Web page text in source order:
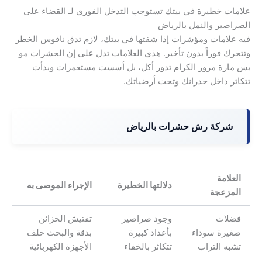
علامات خطيرة في بيتك تستوجب التدخل الفوري لـ القضاء على
الصراصير والنمل بالرياض
فيه علامات ومؤشرات إذا شفتها في بيتك، لازم تدق ناقوس الخطر
وتتحرك فوراً بدون تأخير. هذي العلامات تدل على إن الحشرات مو
بس مارة مرور الكرام تدور أكل، بل أسست مستعمرات وبدأت
تتكاثر داخل جدرانك وتحت أرضياتك.
شركة رش حشرات بالرياض
العلامة
المزعجة
دلالتها الخطيرة الإجراء الموصى به
فضلات
صغيرة سوداء
تشبه التراب
وجود صراصير
بأعداد كبيرة
تتكاثر بالخفاء
تفتيش الخزائن
بدقة والبحث خلف
الأجهزة الكهربائية